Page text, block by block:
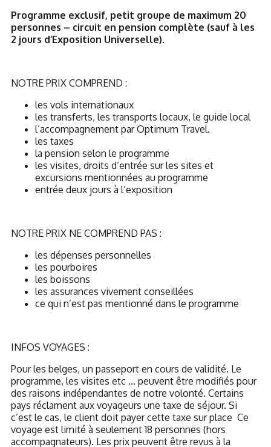
Programme exclusif, petit groupe de maximum 20
personnes – circuit en pension complète (sauf à les
2 jours d’Exposition Universelle).
NOTRE PRIX COMPREND :
les vols internationaux
les transferts, les transports locaux, le guide local
l’accompagnement par Optimum Travel.
les taxes
la pension selon le programme
les visites, droits d’entrée sur les sites et
excursions mentionnées au programme
entrée deux jours à l’exposition
NOTRE PRIX NE COMPREND PAS :
les dépenses personnelles
les pourboires
les boissons
les assurances vivement conseillées
ce qui n’est pas mentionné dans le programme
INFOS VOYAGES :
Pour les belges, un passeport en cours de validité. Le
programme, les visites etc … peuvent être modifiés pour
des raisons indépendantes de notre volonté. Certains
pays réclament aux voyageurs une taxe de séjour. Si
c’est le cas, le client doit payer cette taxe sur place Ce
voyage est limité à seulement 18 personnes (hors
accompagnateurs). Les prix peuvent être revus à la